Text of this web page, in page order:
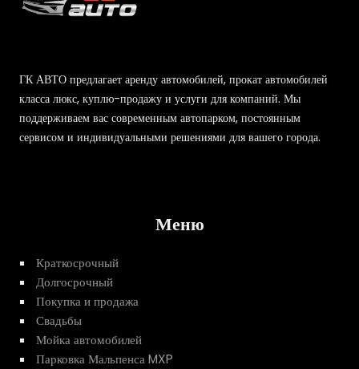
ГК АВТО предлагает аренду автомобилей, прокат автомобилей
класса люкс, куплю-продажу и услуги для компаний. Мы
поддерживаем вас современным автопарком, постоянным
сервисом и индивидуальными решениями для вашего города.
Меню
Краткосрочный
Долгосрочный
Покупка и продажа
Свадьбы
Мойка автомобилей
Парковка Мальпенса MXP